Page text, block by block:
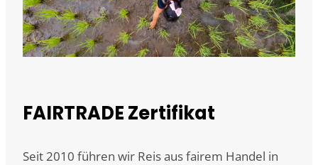
FAIRTRADE Zertifikat
Seit 2010 führen wir Reis aus fairem Handel in